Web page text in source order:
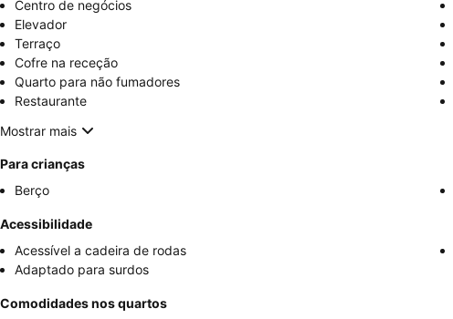
Centro de negócios
Elevador
Terraço
Cofre na receção
Quarto para não fumadores
Restaurante
Mostrar mais
Para crianças
Berço
Acessibilidade
Acessível a cadeira de rodas
Adaptado para surdos
Comodidades nos quartos